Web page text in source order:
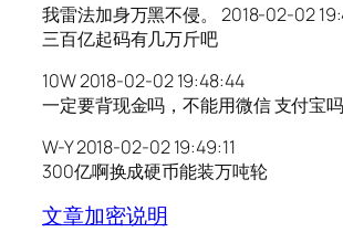
我雷法加身万黑不侵。 2018-02-02
三百亿起码有几万斤吧
10W 2018-02-02 19:48:44
一定要背现金吗，不能用微信 支付宝吗
W-Y 2018-02-02 19:49:11
300亿啊换成硬币能装万吨轮
文章加密说明